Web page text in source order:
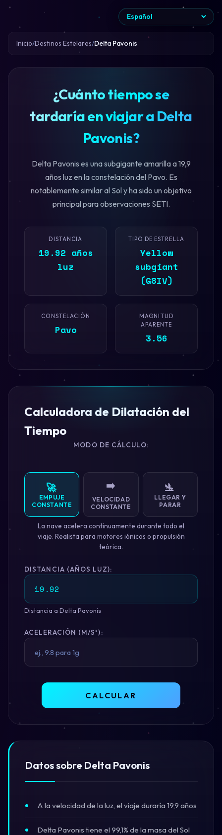
Inicio Destinos Estelares Delta Pavonis
¿Cuánto tiempo se
tardaría en viajar a Delta
Pavonis?
Delta Pavonis es una subgigante amarilla a 19,9
años luz en la constelación del Pavo. Es
notablemente similar al Sol y ha sido un objetivo
principal para observaciones SETI.
DISTANCIA
19.92 años
luz
TIPO DE ESTRELLA
Yellow
subgiant
(G8IV)
CONSTELACIÓN
Pavo
MAGNITUD
APARENTE
3.56
Calculadora de Dilatación del
Tiempo
MODO DE CÁLCULO:
🚀
EMPUJE
CONSTANTE
➡️
VELOCIDAD
CONSTANTE
🛬
LLEGAR Y
PARAR
La nave acelera continuamente durante todo el
viaje. Realista para motores iónicos o propulsión
teórica.
DISTANCIA (AÑOS LUZ):
Distancia a Delta Pavonis
ACELERACIÓN (M/S²):
CALCULAR
Datos sobre Delta Pavonis
A la velocidad de la luz, el viaje duraría 19,9 años
Delta Pavonis tiene el 99,1% de la masa del Sol